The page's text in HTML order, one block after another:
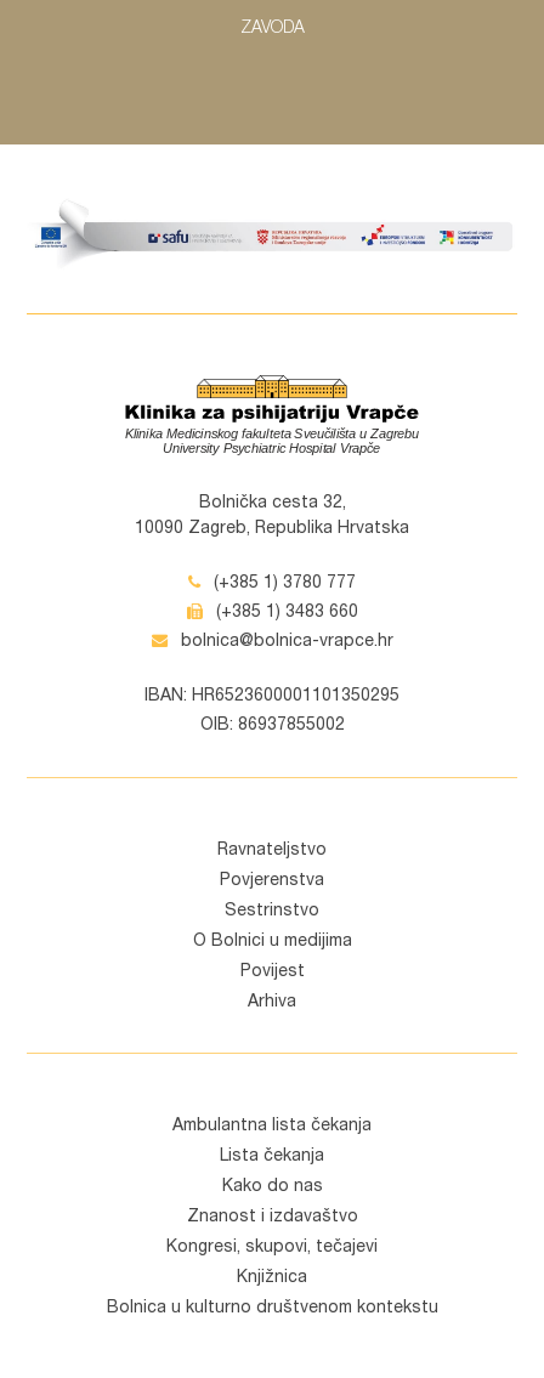
ZAVODA
Bolnička cesta 32,
10090 Zagreb, Republika Hrvatska
(+385 1) 3780 777
(+385 1) 3483 660
bolnica@bolnica-vrapce.hr
IBAN: HR6523600001101350295
OIB: 86937855002
Ravnateljstvo
Povjerenstva
Sestrinstvo
O Bolnici u medijima
Povijest
Arhiva
Ambulantna lista čekanja
Lista čekanja
Kako do nas
Znanost i izdavaštvo
Kongresi, skupovi, tečajevi
Knjižnica
Bolnica u kulturno društvenom kontekstu